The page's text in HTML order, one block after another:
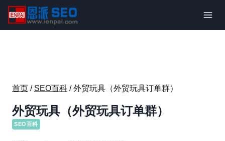
内
首页 / SEO百科 / 外贸玩具（外贸玩具订单群）
外贸玩具（外贸玩具订单群）
SEO百科